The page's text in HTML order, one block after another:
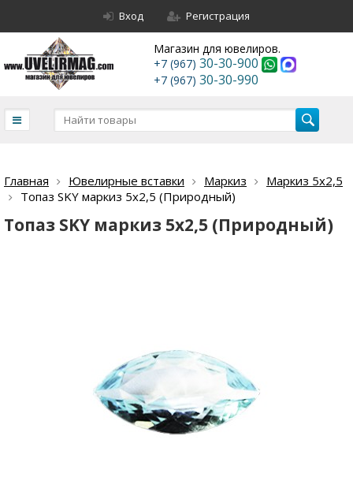
Вход Регистрация
Магазин для ювелиров.
+7 (967) 30-30-900
+7 (967) 30-30-990
Главная Ювелирные вставки Маркиз
Маркиз 5х2,5
Топаз SKY маркиз 5х2,5 (Природный)
Топаз SKY маркиз 5х2,5 (Природный)